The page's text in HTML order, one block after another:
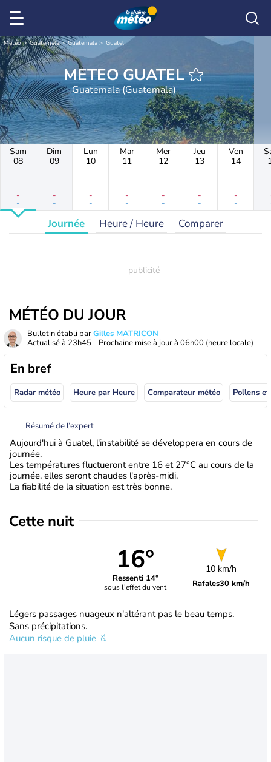
Météo Guatemala Guatemala Guatel
METEO GUATEL
Guatemala (Guatemala)
Sam
08
-
-
Dim
09
-
-
Lun
10
-
-
Mar
11
-
-
Mer
12
-
-
Jeu
13
-
-
Ven
14
-
-
Journée Heure / Heure Comparer
MÉTÉO DU JOUR
Bulletin établi parGilles MATRICON
Actualisé à 23h45 - Prochaine mise à jour à 06h00 (heure locale)
En bref
Radar météo Heure par Heure Comparateur météo Pollens
Résumé de l’expert
Aujourd'hui à Guatel, l'instabilité se développera en cours de
journée.
Les températures fluctueront entre 16 et 27°C au cours de la
journée, elles seront chaudes l'après-midi.
La fiabilité de la situation est très bonne.
Cette nuit
16°
Ressenti 14°
sous l'effet du vent
10 km/h
Rafales30 km/h
Légers passages nuageux n'altérant pas le beau temps.
Sans précipitations.
Aucun risque de pluie